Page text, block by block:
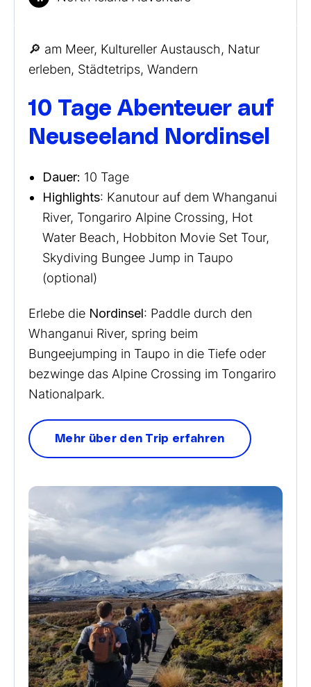
🔎 am Meer, Kultureller Austausch, Natur
erleben, Städtetrips, Wandern
10 Tage Abenteuer auf
Neuseeland Nordinsel
Dauer: 10 Tage
Highlights: Kanutour auf dem Whanganui
River, Tongariro Alpine Crossing, Hot
Water Beach, Hobbiton Movie Set Tour,
Skydiving Bungee Jump in Taupo
(optional)
Erlebe die Nordinsel: Paddle durch den
Whanganui River, spring beim
Bungeejumping in Taupo in die Tiefe oder
bezwinge das Alpine Crossing im Tongariro
Nationalpark.
Mehr über den Trip erfahren